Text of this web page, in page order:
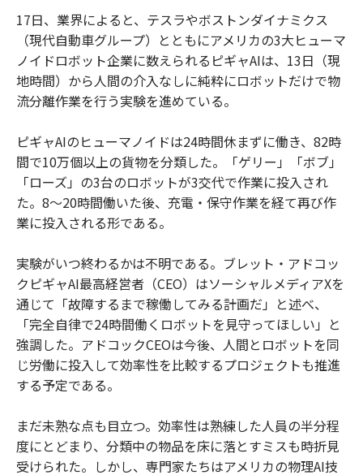
17日、業界によると、テスラやボストンダイナミクス
（現代自動車グループ）とともにアメリカの3大ヒューマ
ノイドロボット企業に数えられるピギャAIは、13日（現
地時間）から人間の介入なしに純粋にロボットだけで物
流分離作業を行う実験を進めている。
ピギャAIのヒューマノイドは24時間休まずに働き、82時
間で10万個以上の貨物を分類した。「ゲリー」「ボブ」
「ローズ」の3台のロボットが3交代で作業に投入され
た。8〜20時間働いた後、充電・保守作業を経て再び作
業に投入される形である。
実験がいつ終わるかは不明である。ブレット・アドコッ
クピギャAI最高経営者（CEO）はソーシャルメディアXを
通じて「故障するまで稼働してみる計画だ」と述べ、
「完全自律で24時間働くロボットを見守ってほしい」と
強調した。アドコックCEOは今後、人間とロボットを同
じ労働に投入して効率性を比較するプロジェクトも推進
する予定である。
まだ未熟な点も目立つ。効率性は熟練した人員の半分程
度にとどまり、分類中の物品を床に落とすミスも時折見
受けられた。しかし、専門家たちはアメリカの物理AI技